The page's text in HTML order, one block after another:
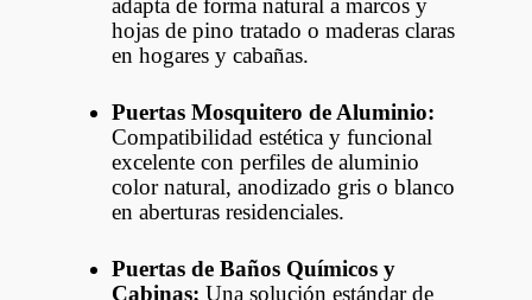
adapta de forma natural a marcos y
hojas de pino tratado o maderas claras
en hogares y cabañas.
Puertas Mosquitero de Aluminio:
Compatibilidad estética y funcional
excelente con perfiles de aluminio
color natural, anodizado gris o blanco
en aberturas residenciales.
Puertas de Baños Químicos y
Cabinas: Una solución estándar de